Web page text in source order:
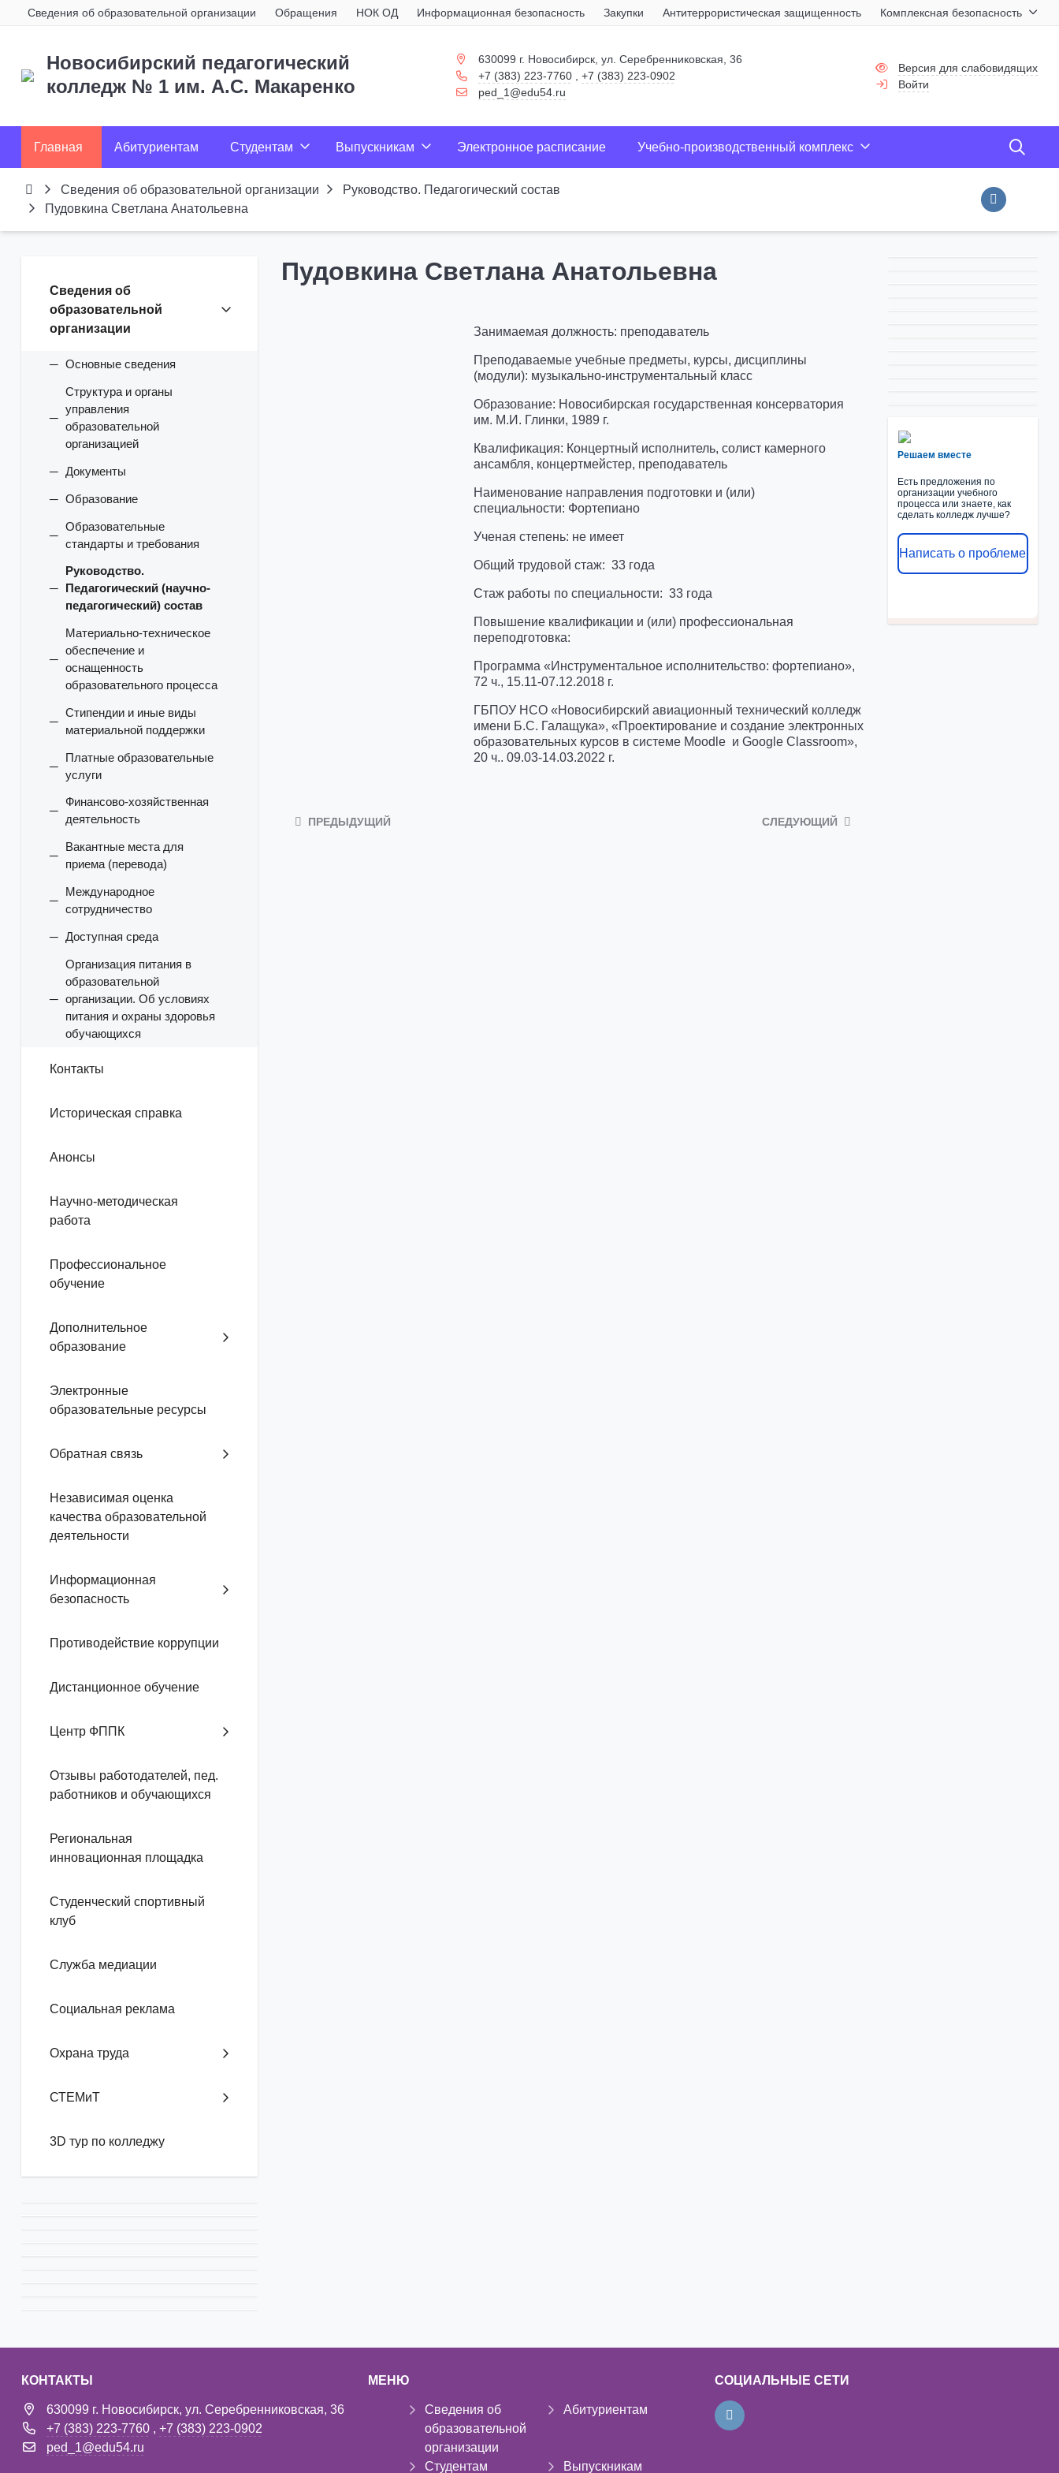
Сведения об образовательной организации Обращения НОК ОД Информационная безопасность Закупки Антитеррористическая защищенность Комплексная безопасность
Новосибирский педагогический
колледж № 1 им. А.С. Макаренко
630099 г. Новосибирск, ул. Серебренниковская, 36
+7 (383) 223-7760
+7 (383) 223-0902
ped_1@edu54.ru
Версия для слабовидящих
Войти
Главная Абитуриентам Студентам Выпускникам Электронное расписание Учебно-производственный комплекс
Сведения об образовательной организации
Руководство. Педагогический состав
Пудовкина Светлана Анатольевна
Сведения об
образовательной
организации
Основные сведения
Структура и органы
управления
образовательной
организацией
Документы
Образование
Образовательные
стандарты и требования
Руководство.
Педагогический (научно-
педагогический) состав
Материально-техническое
обеспечение и
оснащенность
образовательного процесса
Стипендии и иные виды
материальной поддержки
Платные образовательные
услуги
Финансово-хозяйственная
деятельность
Вакантные места для
приема (перевода)
Международное
сотрудничество
Доступная среда
Организация питания в
образовательной
организации. Об условиях
питания и охраны здоровья
обучающихся
Контакты
Историческая справка
Анонсы
Научно-методическая
работа
Профессиональное
обучение
Дополнительное
образование
Электронные
образовательные ресурсы
Обратная связь
Независимая оценка
качества образовательной
деятельности
Информационная
безопасность
Противодействие коррупции
Дистанционное обучение
Центр ФППК
Отзывы работодателей, пед.
работников и обучающихся
Региональная
инновационная площадка
Студенческий спортивный
клуб
Служба медиации
Социальная реклама
Охрана труда
СТЕМиТ
3D тур по колледжу
Пудовкина Светлана Анатольевна
Занимаемая должность: преподаватель
Преподаваемые учебные предметы, курсы, дисциплины
(модули): музыкально-инструментальный класс
Образование: Новосибирская государственная консерватория
им. М.И. Глинки, 1989 г.
Квалификация: Концертный исполнитель, солист камерного
ансамбля, концертмейстер, преподаватель
Наименование направления подготовки и (или)
специальности: Фортепиано
Ученая степень: не имеет
Общий трудовой стаж: 33 года
Стаж работы по специальности: 33 года
Повышение квалификации и (или) профессиональная
переподготовка:
Программа «Инструментальное исполнительство: фортепиано»,
72 ч., 15.11-07.12.2018 г.
ГБПОУ НСО «Новосибирский авиационный технический колледж
имени Б.С. Галащука», «Проектирование и создание электронных
образовательных курсов в системе Moodle и Google Сlassroom»,
20 ч.. 09.03-14.03.2022 г.
ПРЕДЫДУЩИЙ СЛЕДУЮЩИЙ
Решаем вместе
Есть предложения по
организации учебного
процесса или знаете, как
сделать колледж лучше?
Написать о проблеме
КОНТАКТЫ
630099 г. Новосибирск, ул. Серебренниковская, 36
+7 (383) 223-7760 , +7 (383) 223-0902
ped_1@edu54.ru
МЕНЮ
Сведения об
образовательной
организации
Абитуриентам
Студентам Выпускникам
СОЦИАЛЬНЫЕ СЕТИ